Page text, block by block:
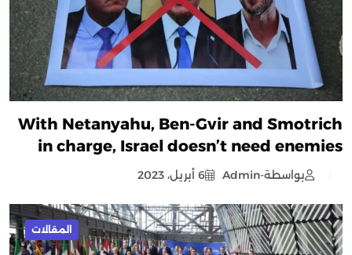
With Netanyahu, Ben-Gvir and Smotrich
in charge, Israel doesn’t need enemies
بواسطة-Admin 6 أبريل، 2023
المقالات